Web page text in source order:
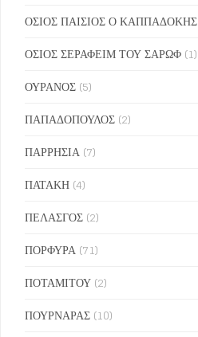
ΟΣΙΟΣ ΠΑΙΣΙΟΣ Ο ΚΑΠΠΑΔΟΚΗΣ
ΟΣΙΟΣ ΣΕΡΑΦΕΙΜ ΤΟΥ ΣΑΡΩΦ (1)
ΟΥΡΑΝΟΣ (5)
ΠΑΠΑΔΟΠΟΥΛΟΣ (2)
ΠΑΡΡΗΣΙΑ (7)
ΠΑΤΑΚΗ (4)
ΠΕΛΑΣΓΟΣ (2)
ΠΟΡΦΥΡΑ (71)
ΠΟΤΑΜΙΤΟΥ (2)
ΠΟΥΡΝΑΡΑΣ (10)